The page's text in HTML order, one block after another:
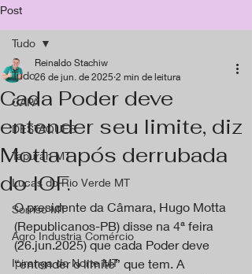
Post
Tudo
CAPA
DESTAQUES
Tapurah MT
Lucas do Rio Verde MT
Sorriso MT
Agro Industria Comércio
Ipiranga do Norte MT
Tudo
Cada Poder deve
entender seu limite, diz
Motta após derrubada
do IOF.
Reinaldo Stachiw
26 de jun. de 2025 2 min de leitura
O presidente da Câmara, Hugo Motta
(Republicanos-PB) disse na 4ª feira
(26.jun.2025) que cada Poder deve
“entender o limite” que tem. A